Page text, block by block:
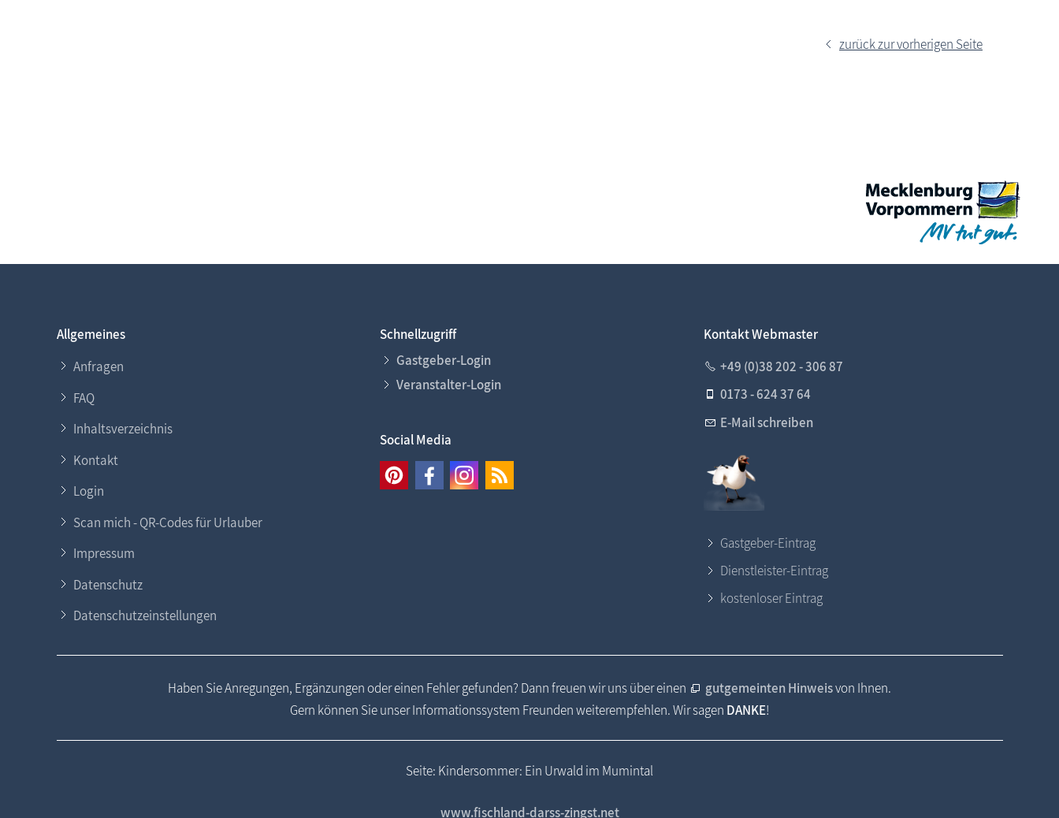
zurück zur vorherigen Seite
Allgemeines
Anfragen
FAQ
Inhaltsverzeichnis
Kontakt
Login
Scan mich - QR-Codes für Urlauber
Impressum
Datenschutz
Datenschutzeinstellungen
Schnellzugriff
Gastgeber-Login
Veranstalter-Login
Social Media
Kontakt Webmaster
+49 (0)38 202 - 306 87
0173 - 624 37 64
E-Mail schreiben
Gastgeber-Eintrag
Dienstleister-Eintrag
kostenloser Eintrag
Haben Sie Anregungen, Ergänzungen oder einen Fehler gefunden? Dann freuen wir uns über einen gutgemeinten Hinweisvon Ihnen.
Gern können Sie unser Informationssystem Freunden weiterempfehlen. Wir sagen DANKE!
Seite: Kindersommer: Ein Urwald im Mumintal
www.fischland-darss-zingst.net